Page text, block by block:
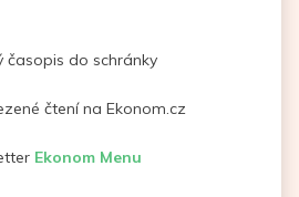
časopis do schránky
čtení na Ekonom.cz
Ekonom Menu